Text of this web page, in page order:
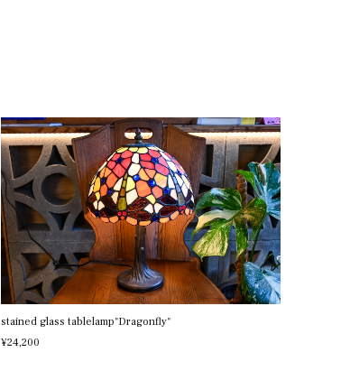
stained glass tablelamp"Dragonfly"
¥24,200